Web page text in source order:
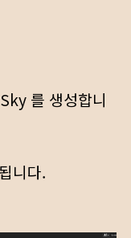
를 생성합니
니다.